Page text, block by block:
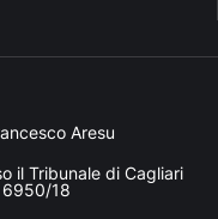
Aresu
il Tribunale di Cagliari
6950/18